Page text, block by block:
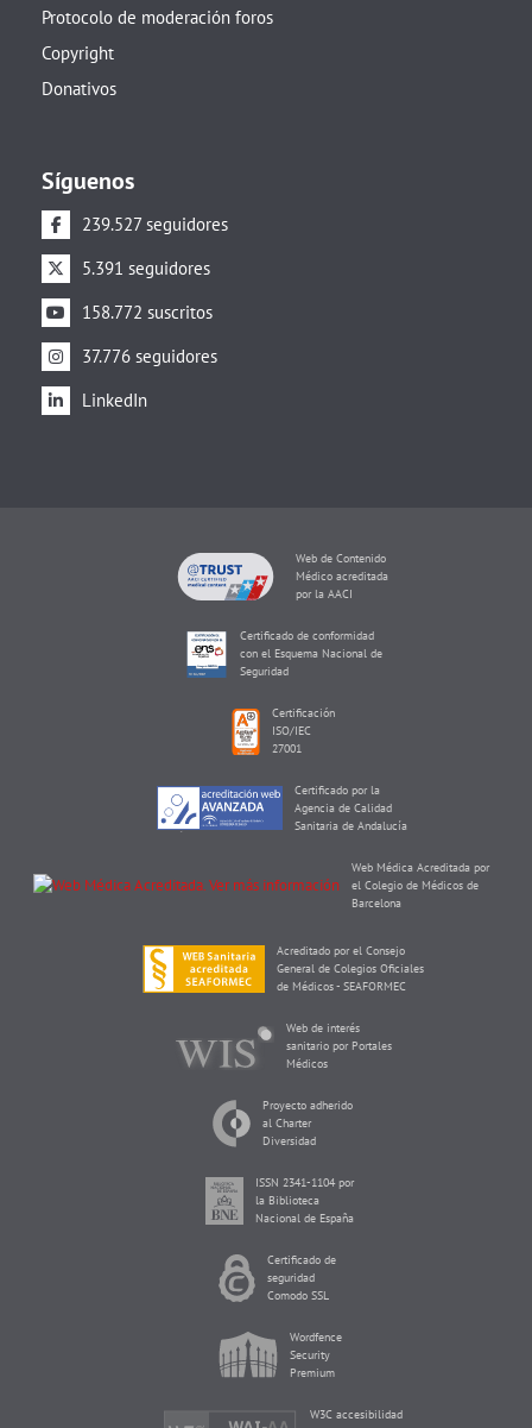
Protocolo de moderación foros
Copyright
Donativos
Síguenos
239.527 seguidores
5.391 seguidores
158.772 suscritos
37.776 seguidores
LinkedIn
Web de Contenido
Médico acreditada
por la AACI
Certificado de conformidad
con el Esquema Nacional de
Seguridad
Certificación
ISO/IEC
27001
Certificado por la
Agencia de Calidad
Sanitaria de Andalucía
Web Médica Acreditada por
el Colegio de Médicos de
Barcelona
Acreditado por el Consejo
General de Colegios Oficiales
de Médicos - SEAFORMEC
Web de interés
sanitario por Portales
Médicos
Proyecto adherido
al Charter
Diversidad
ISSN 2341-1104 por
la Biblioteca
Nacional de España
Certificado de
seguridad
Comodo SSL
Wordfence
Security
Premium
W3C accesibilidad